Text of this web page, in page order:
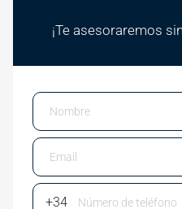
¡Te asesoraremos
Email
Phone Number